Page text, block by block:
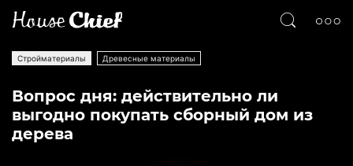
Стройматериалы Древесные материалы
Вопрос дня: действительно ли
выгодно покупать сборный дом из
дерева